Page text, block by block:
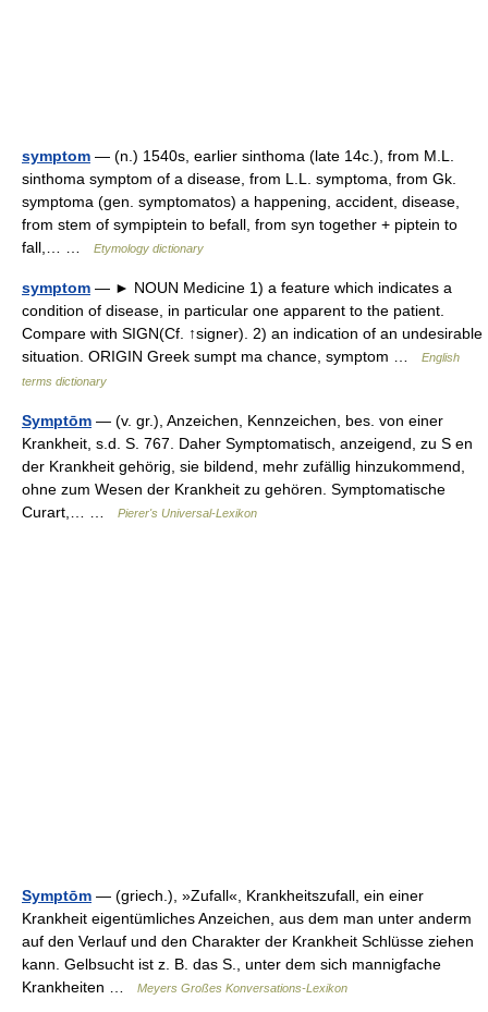
symptom — (n.) 1540s, earlier sinthoma (late 14c.), from M.L.
sinthoma symptom of a disease, from L.L. symptoma, from Gk.
symptoma (gen. symptomatos) a happening, accident, disease,
from stem of sympiptein to befall, from syn together + piptein to
fall,… …
Etymology dictionary
symptom — ► NOUN Medicine 1) a feature which indicates a
condition of disease, in particular one apparent to the patient.
Compare with SIGN(Cf. ↑signer). 2) an indication of an undesirable
situation. ORIGIN Greek sumpt ma chance, symptom …
English
terms dictionary
Symptōm — (v. gr.), Anzeichen, Kennzeichen, bes. von einer
Krankheit, s.d. S. 767. Daher Symptomatisch, anzeigend, zu S en
der Krankheit gehörig, sie bildend, mehr zufällig hinzukommend,
ohne zum Wesen der Krankheit zu gehören. Symptomatische
Curart,… …
Pierer's Universal-Lexikon
Symptōm — (griech.), »Zufall«, Krankheitszufall, ein einer
Krankheit eigentümliches Anzeichen, aus dem man unter anderm
auf den Verlauf und den Charakter der Krankheit Schlüsse ziehen
kann. Gelbsucht ist z. B. das S., unter dem sich mannigfache
Krankheiten …
Meyers Großes Konversations-Lexikon